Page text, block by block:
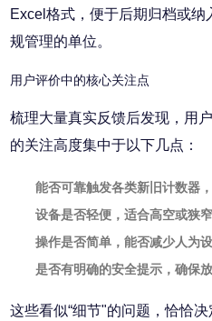
Excel格式，便于后期归档或
规管理的单位。
用户评价中的核心关注点
梳理大量真实反馈后发现，用
的关注高度集中于以下几点：
能否可靠触发各类新旧计数器
设备是否轻便，适合高空或狭
操作是否简单，能否减少人为
是否有明确的安全提示，确保
这些看似“细节"的问题，恰恰